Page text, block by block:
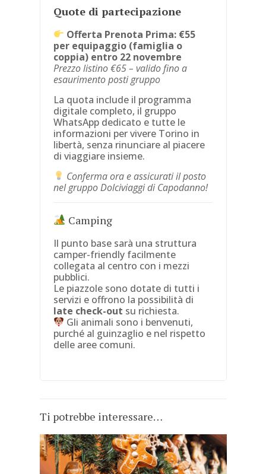
Quote di partecipazione
Offerta Prenota Prima: €55
per equipaggio (famiglia o
coppia) entro 22 novembre
Prezzo listino €65 – valido fino a
esaurimento posti gruppo
La quota include il programma
digitale completo, il gruppo
WhatsApp dedicato e tutte le
informazioni per vivere Torino in
libertà, senza rinunciare al piacere
di viaggiare insieme.
Conferma ora e assicurati il posto
nel gruppo Dolciviaggi di Capodanno!
Camping
Il punto base sarà una struttura
camper-friendly facilmente
collegata al centro con i mezzi
pubblici.
Le piazzole sono dotate di tutti i
servizi e offrono la possibilità di
late check-out su richiesta.
Gli animali sono i benvenuti,
purché al guinzaglio e nel rispetto
delle aree comuni.
Ti potrebbe interessare…